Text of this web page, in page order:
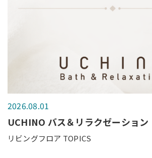
2026.08.01
UCHINO バス＆リラクゼーション
リビングフロア TOPICS